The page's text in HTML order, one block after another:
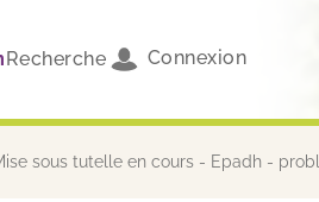
Recherche Connexion
sous tutelle en cours - Epadh -